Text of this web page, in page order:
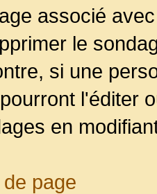
associé
le
si une
l'éditer
en
page